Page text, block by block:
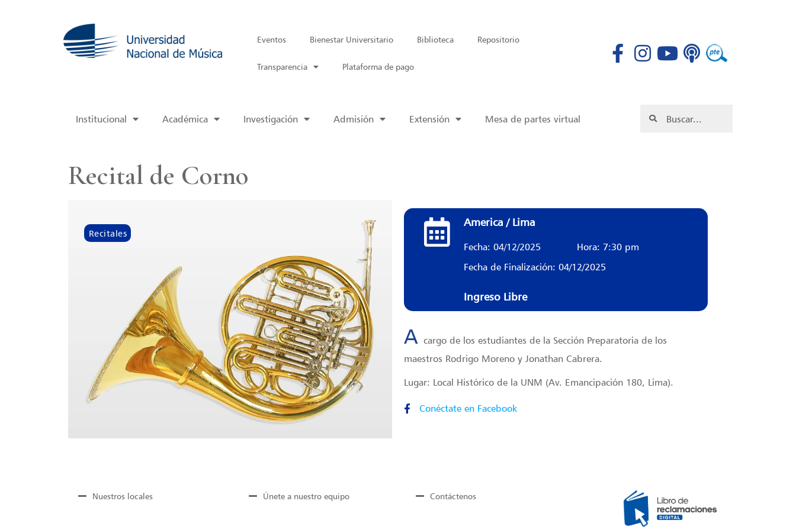
Eventos Bienestar Universitario Biblioteca Repositorio
Transparencia Plataforma de pago
Institucional Académica Investigación Admisión Extensión Mesa de partes virtual
Recital de Corno
Recitales
America / Lima
Fecha: 04/12/2025
Hora: 7:30 pm
Fecha de Finalización: 04/12/2025
Ingreso Libre
A cargo de los estudiantes de la Sección Preparatoria de los
maestros Rodrigo Moreno y Jonathan Cabrera.
Lugar: Local Histórico de la UNM (Av. Emancipación 180, Lima).
Conéctate en Facebook
Nuestros locales Únete a nuestro equipo Contáctenos